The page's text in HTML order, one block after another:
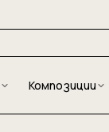
Композиции